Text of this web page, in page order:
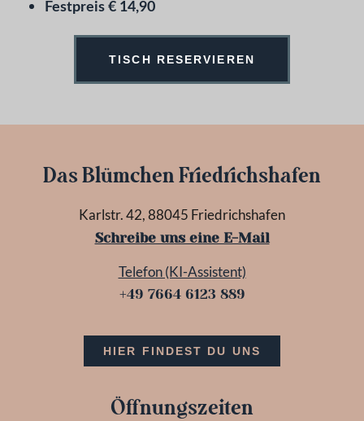
Festpreis € 14,90
TISCH RESERVIEREN
Das Blümchen Friedrichshafen
Karlstr. 42, 88045 Friedrichshafen
Schreibe uns eine E-Mail
Telefon (KI-Assistent)
+49 7664 6123 889
HIER FINDEST DU UNS
Öffnungszeiten